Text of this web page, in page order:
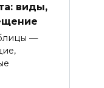
виды,
—